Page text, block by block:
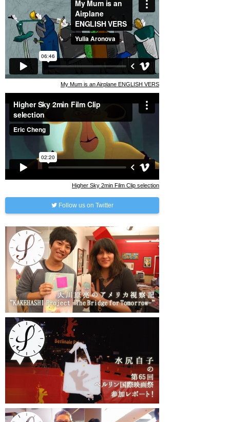
My Mum is an Airplane ENGLISH VERS
Higher Sky 2min Film Clip selection
Follow us on Twitter